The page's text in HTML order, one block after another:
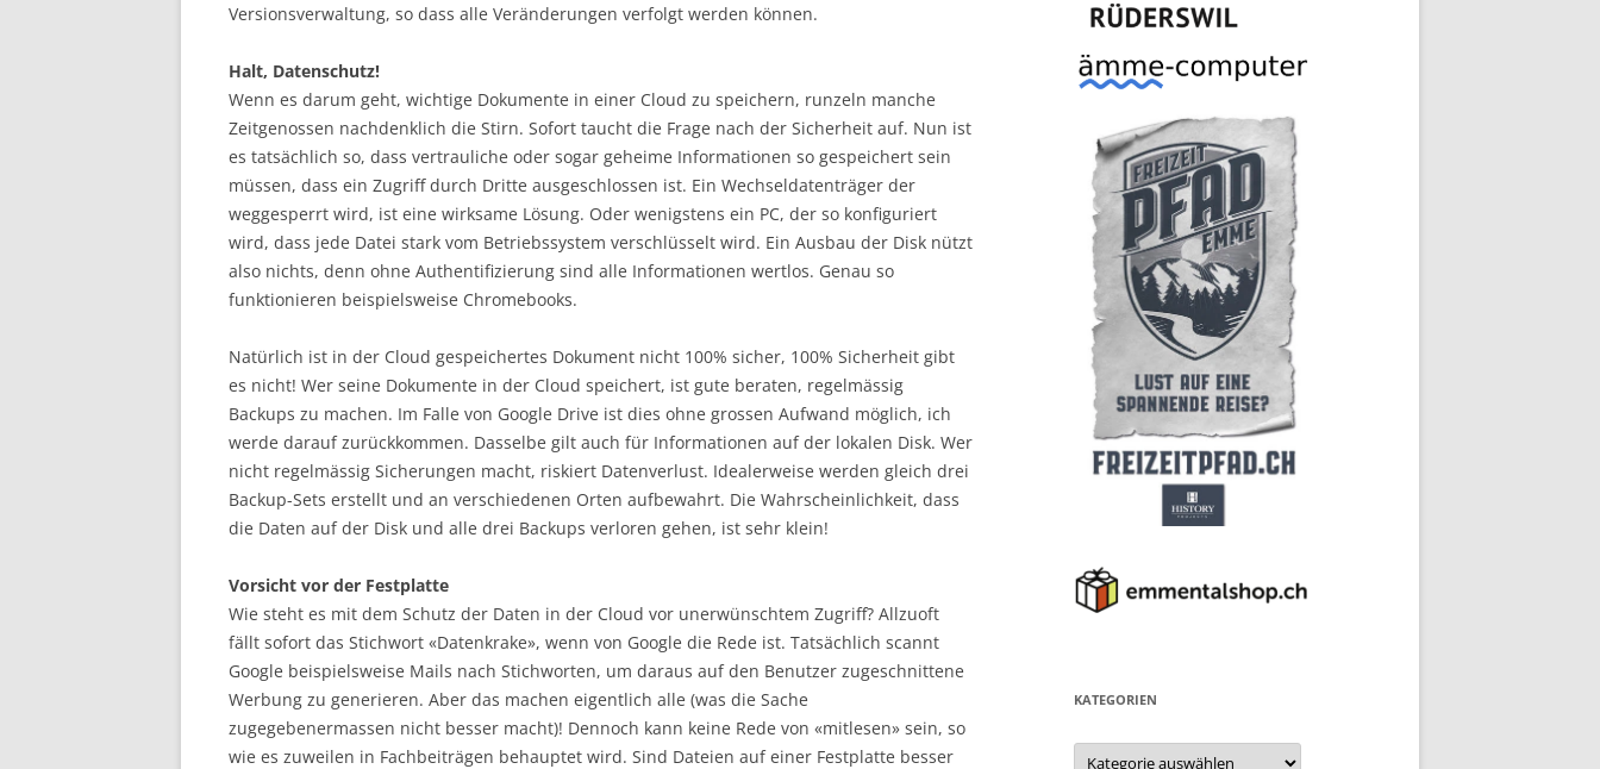
Versionsverwaltung, so dass alle Veränderungen verfolgt werden können.
Halt, Datenschutz!
Wenn es darum geht, wichtige Dokumente in einer Cloud zu speichern, runzeln manche
Zeitgenossen nachdenklich die Stirn. Sofort taucht die Frage nach der Sicherheit auf. Nun ist
es tatsächlich so, dass vertrauliche oder sogar geheime Informationen so gespeichert sein
müssen, dass ein Zugriff durch Dritte ausgeschlossen ist. Ein Wechseldatenträger der
weggesperrt wird, ist eine wirksame Lösung. Oder wenigstens ein PC, der so konfiguriert
wird, dass jede Datei stark vom Betriebssystem verschlüsselt wird. Ein Ausbau der Disk nützt
also nichts, denn ohne Authentifizierung sind alle Informationen wertlos. Genau so
funktionieren beispielsweise Chromebooks.
Natürlich ist in der Cloud gespeichertes Dokument nicht 100% sicher, 100% Sicherheit gibt
es nicht! Wer seine Dokumente in der Cloud speichert, ist gute beraten, regelmässig
Backups zu machen. Im Falle von Google Drive ist dies ohne grossen Aufwand möglich, ich
werde darauf zurückkommen. Dasselbe gilt auch für Informationen auf der lokalen Disk. Wer
nicht regelmässig Sicherungen macht, riskiert Datenverlust. Idealerweise werden gleich drei
Backup-Sets erstellt und an verschiedenen Orten aufbewahrt. Die Wahrscheinlichkeit, dass
die Daten auf der Disk und alle drei Backups verloren gehen, ist sehr klein!
Vorsicht vor der Festplatte
Wie steht es mit dem Schutz der Daten in der Cloud vor unerwünschtem Zugriff? Allzuoft
fällt sofort das Stichwort «Datenkrake», wenn von Google die Rede ist. Tatsächlich scannt
Google beispielsweise Mails nach Stichworten, um daraus auf den Benutzer zugeschnittene
Werbung zu generieren. Aber das machen eigentlich alle (was die Sache
zugegebenermassen nicht besser macht)! Dennoch kann keine Rede von «mitlesen» sein, so
wie es zuweilen in Fachbeiträgen behauptet wird. Sind Dateien auf einer Festplatte besser
KATEGORIEN
Kategorien